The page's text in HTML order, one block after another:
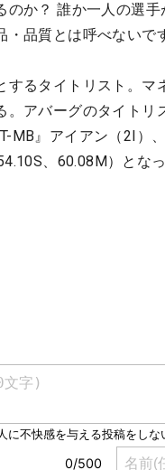
のか？ 誰か一人の選
品質とは呼べないで
するタイトリスト。マ
アバーグのタイトリ
MB』アイアン（2I）
、60.08M）となっ